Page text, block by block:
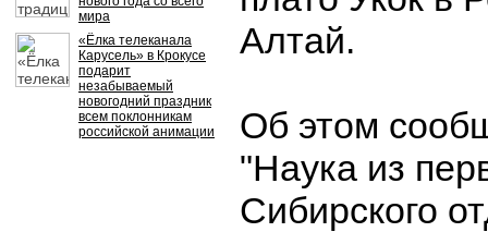
мира
«Ёлка телеканала
Карусель» в Крокусе
подарит
незабываемый
новогодний праздник
всем поклонникам
российской анимации
Алтай.
Об этом
"Наука из
Сибирского